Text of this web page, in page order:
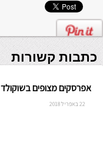
כתבות קשורות
אפרסקים מצופים בשוקולד
22 באפריל 2018